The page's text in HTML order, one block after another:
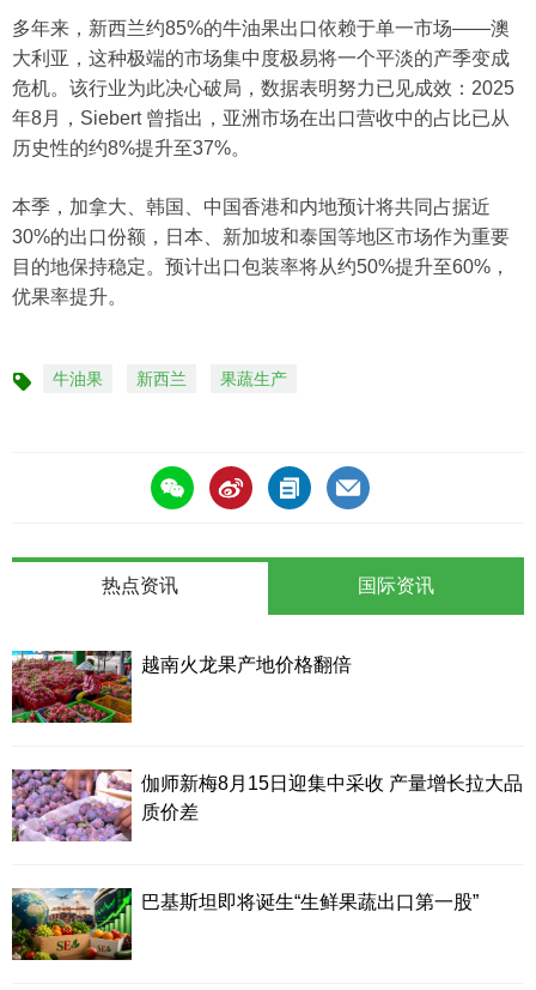
多年来，新西兰约85%的牛油果出口依赖于单一市场——澳
大利亚，这种极端的市场集中度极易将一个平淡的产季变成
危机。该行业为此决心破局，数据表明努力已见成效：2025
年8月，Siebert 曾指出，亚洲市场在出口营收中的占比已从
历史性的约8%提升至37%。
本季，加拿大、韩国、中国香港和内地预计将共同占据近
30%的出口份额，日本、新加坡和泰国等地区市场作为重要
目的地保持稳定。预计出口包装率将从约50%提升至60%，
优果率提升。
标 牛油果 新西兰 果蔬生产
热点资讯
越南火龙果产地价格翻倍
伽师新梅8月15日迎集中采收 产量增长拉大品
质价差
巴基斯坦即将诞生“生鲜果蔬出口第一股”
国际资讯